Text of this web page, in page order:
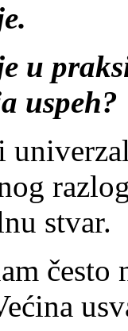
u
uspeh?
stvar.
često